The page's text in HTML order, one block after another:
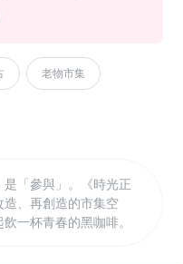
老物市集
「參與」。《時光正
、再創造的市集空
一杯青春的黑咖啡。